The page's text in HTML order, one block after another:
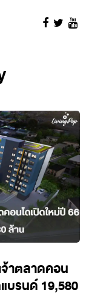
าตลาดคอน
บรนด์ 19,580